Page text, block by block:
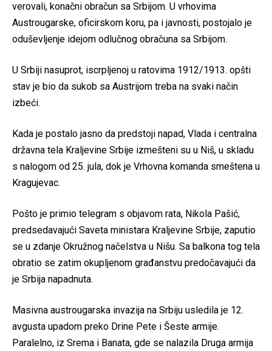
verovali, konačni obračun sa Srbijom. U vrhovima
Austrougarske, oficirskom koru, pa i javnosti, postojalo je
oduševljenje idejom odlučnog obračuna sa Srbijom.
U Srbiji nasuprot, iscrpljenoj u ratovima 1912/1913. opšti
stav je bio da sukob sa Austrijom treba na svaki način
izbeći.
Kada je postalo jasno da predstoji napad, Vlada i centralna
državna tela Kraljevine Srbije izmešteni su u Niš, u skladu
s nalogom od 25. jula, dok je Vrhovna komanda smeštena u
Kragujevac.
Pošto je primio telegram s objavom rata, Nikola Pašić,
predsedavajući Saveta ministara Kraljevine Srbije, zaputio
se u zdanje Okružnog načelstva u Nišu. Sa balkona tog tela
obratio se zatim okupljenom građanstvu predočavajući da
je Srbija napadnuta.
Masivna austrougarska invazija na Srbiju usledila je 12.
avgusta upadom preko Drine Pete i Šeste armije.
Paralelno, iz Srema i Banata, gde se nalazila Druga armija